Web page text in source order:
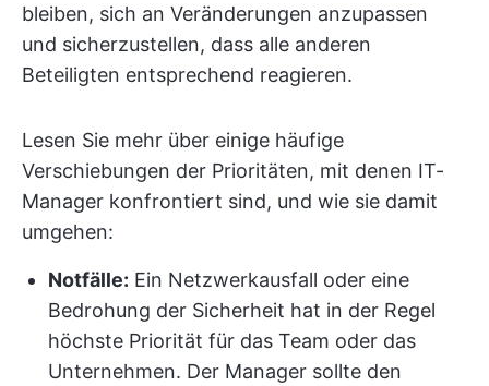
bleiben, sich an Veränderungen anzupassen
und sicherzustellen, dass alle anderen
Beteiligten entsprechend reagieren.
Lesen Sie mehr über einige häufige
Verschiebungen der Prioritäten, mit denen IT-
Manager konfrontiert sind, und wie sie damit
umgehen:
Notfälle: Ein Netzwerkausfall oder eine
Bedrohung der Sicherheit hat in der Regel
höchste Priorität für das Team oder das
Unternehmen. Der Manager sollte den